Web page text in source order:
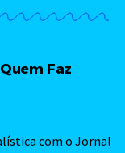
Quem Faz
com o Jornal